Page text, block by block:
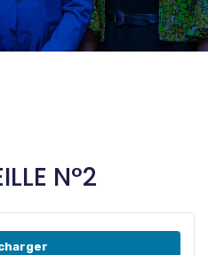
N°2